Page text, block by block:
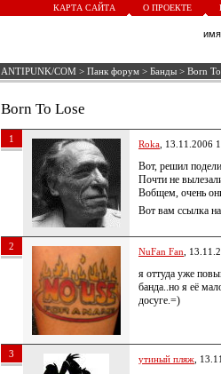
КАРТА САЙТА О ПРОЕКТЕ
ANTIPUNK/COM > Панк форум > Банды > Born
Born To Lose
1 Roka , 13.11.2006
Вот, решил
Почти не
Вобщем, очень
Вот вам ссылка
2 NuFan Fan ,
я оттуда уже
банда..но я её
досуге.=)
3 утиный пляж ,